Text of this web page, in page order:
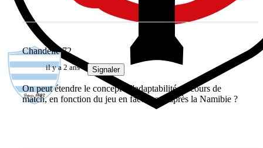
Chandelle 72
il y a 2 ans Signaler
On peut étendre le concept à l'adaptabilité en cours de
match, en fonction du jeu en face, pour après la Namibie ?